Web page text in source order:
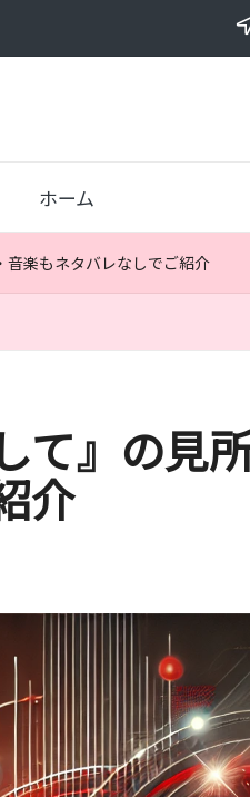
ホーム
楽もネタバレなしでご紹介
て』の見
介